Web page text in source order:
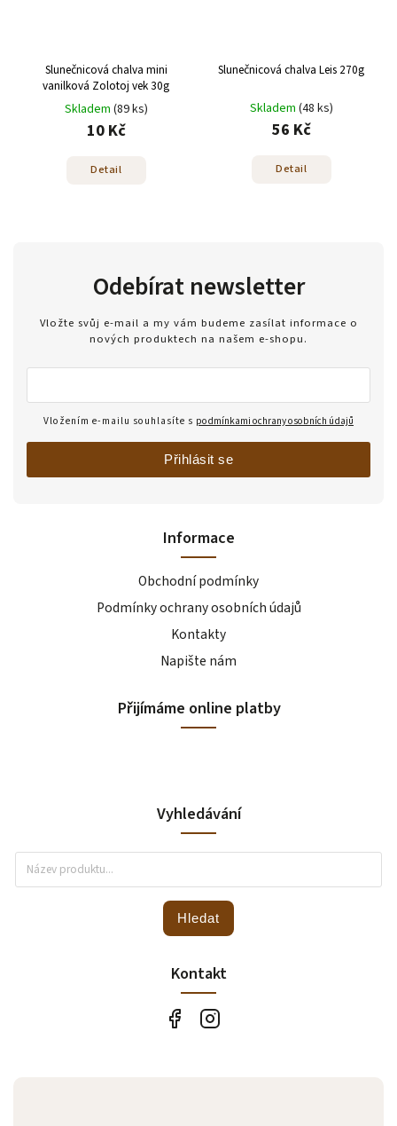
Slunečnicová chalva mini
vanilková Zolotoj vek 30g
Skladem (89 ks)
10 Kč
Detail
Slunečnicová chalva Leis 270g
Skladem (48 ks)
56 Kč
Detail
Informace
Obchodní podmínky
Podmínky ochrany osobních údajů
Kontakty
Napište nám
Přijímáme online platby
Odebírat newsletter
Vložte svůj e-mail a my vám budeme zasílat informace o
nových produktech na našem e-shopu.
Vložením e-mailu souhlasíte s podmínkami ochrany osobních údajů
Přihlásit se
Vyhledávání
Hledat
Kontakt